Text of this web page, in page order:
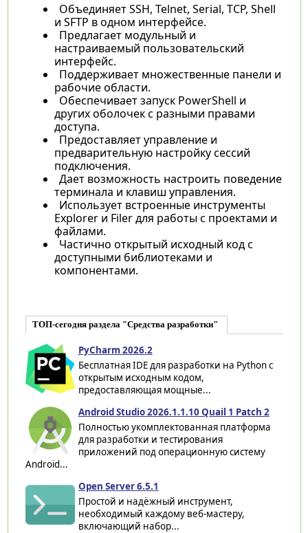
Объединяет SSH, Telnet, Serial, TCP, Shell
и SFTP в одном интерфейсе.
Предлагает модульный и
настраиваемый пользовательский
интерфейс.
Поддерживает множественные панели и
рабочие области.
Обеспечивает запуск PowerShell и
других оболочек с разными правами
доступа.
Предоставляет управление и
предварительную настройку сессий
подключения.
Дает возможность настроить поведение
терминала и клавиш управления.
Использует встроенные инструменты
Explorer и Filer для работы с проектами и
файлами.
Частично открытый исходный код с
доступными библиотеками и
компонентами.
ТОП-сегодня раздела "Средства разработки"
PyCharm 2026.2
Бесплатная IDE для разработки на Python с
открытым исходным кодом,
предоставляющая мощные...
Android Studio 2026.1.1.10 Quail 1 Patch 2
Полностью укомплектованная платформа
для разработки и тестирования
приложений под операционную систему
Android...
Open Server 6.5.1
Простой и надёжный инструмент,
необходимый каждому веб-мастеру,
включающий набор...